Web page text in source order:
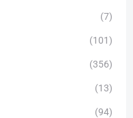
(7)
(101)
(356)
(13)
(94)